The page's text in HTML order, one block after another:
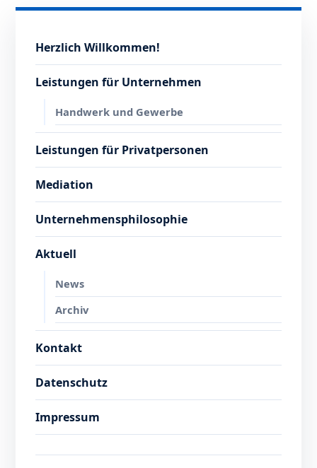
Herzlich Willkommen!
Leistungen für Unternehmen
Handwerk und Gewerbe
Leistungen für Privatpersonen
Mediation
Unternehmensphilosophie
Aktuell
News
Archiv
Kontakt
Datenschutz
Impressum